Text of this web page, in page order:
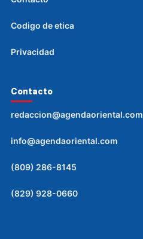
Codigo de etica
Privacidad
Contacto
redaccion@agendaoriental.com
info@agendaoriental.com
(809) 286-8145
(829) 928-0660